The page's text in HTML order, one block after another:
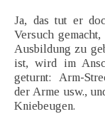
Ja, das tut er
Versuch
Ausbildung zu
ist, wird im
geturnt: Arm-
der Arme usw.,
Kniebeugen.